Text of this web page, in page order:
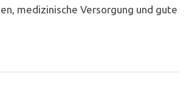
medizinische Versorgung und gute